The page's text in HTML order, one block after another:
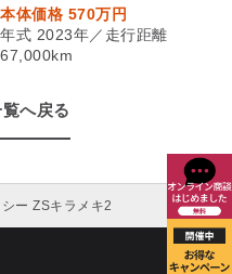
本体価格 570万円
年式 2023年／走行距離
67,000km
へ戻る
ー ZSキラメキ2